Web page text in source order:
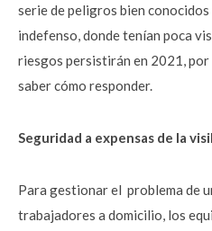
serie de peligros bien
indefenso, donde tenían poca
riesgos persistirán en 2021, por
saber cómo responder.
Seguridad a expensas de la
Para gestionar el problema de
trabajadores a domicilio, los